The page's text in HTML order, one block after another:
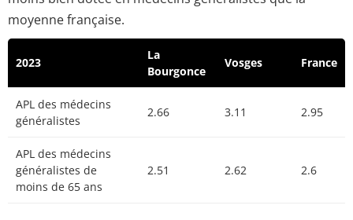
moyenne française.
2023
La
Bourgonce
Vosges France
APL des médecins
généralistes
2.66 3.11 2.95
APL des médecins
généralistes de
moins de 65 ans
2.51 2.62 2.6